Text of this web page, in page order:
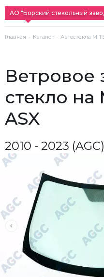
АО "Борский стекольный
Главная Каталог Автостекла
ветровое зеленое
стекло на
ASX
2010 - 2023 (AGC)